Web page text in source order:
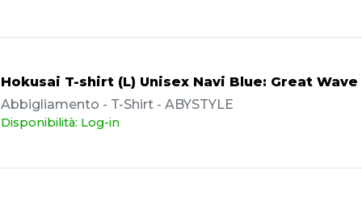
Hokusai T-shirt (L) Unisex Navi Blue: Great Wave
Abbigliamento - T-Shirt - ABYSTYLE
Disponibilità: Log-in